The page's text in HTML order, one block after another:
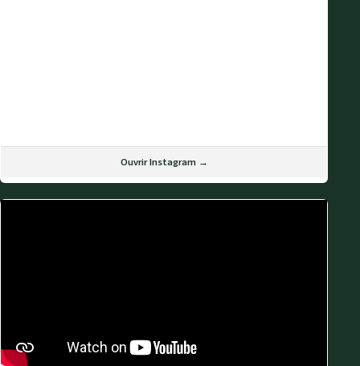
Ouvrir Instagram →